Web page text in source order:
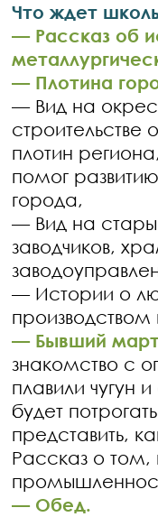
Что ждет
— Рассказ об
— Плотина
— Вид на
строительстве
плотин
помог
города,
— Вид на
заводчиков,
— Истории о
— Бывший
знакомство с
плавили чугун
будет
представить,
Рассказ о том,
— Обед.